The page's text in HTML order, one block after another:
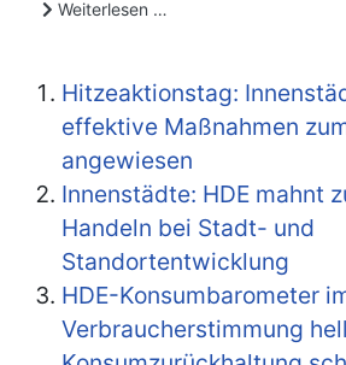
Weiterlesen …
Hitzeaktionstag:
effektive Maßnahmen
angewiesen
Innenstädte: HDE mahnt
Handeln bei Stadt- und
Standortentwicklung
HDE-Konsumbarometer
Verbraucherstimmung